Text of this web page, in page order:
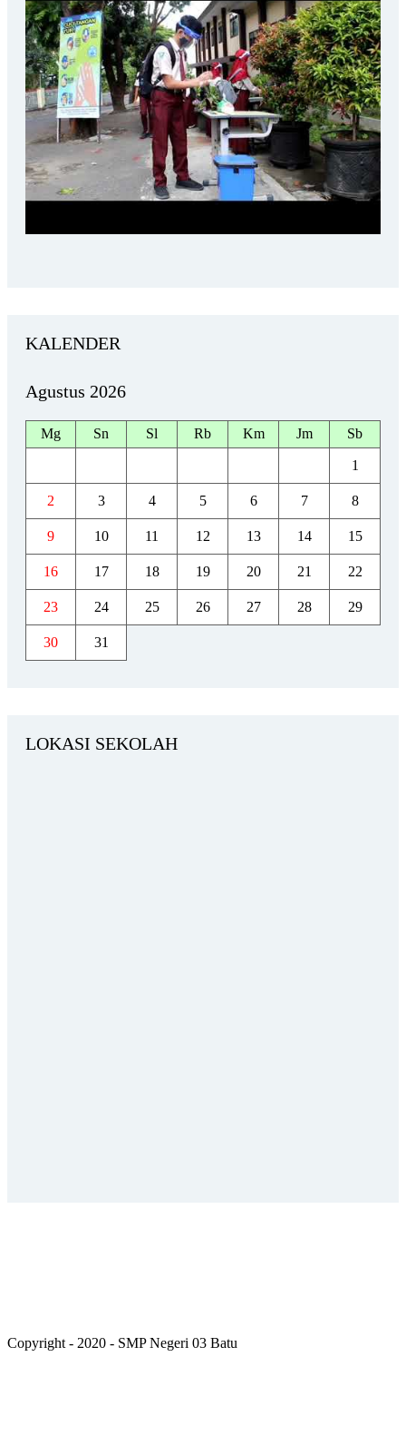
KALENDER
Agustus 2026
Mg Sn Sl Rb Km Jm Sb
1
2 3 4 5 6 7 8
9 10 11 12 13 14 15
16 17 18 19 20 21 22
23 24 25 26 27 28 29
30 31
LOKASI SEKOLAH
Copyright - 2020 - SMP Negeri 03 Batu